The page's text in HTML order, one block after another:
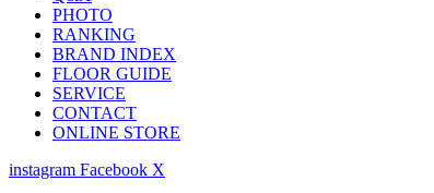
PHOTO
RANKING
BRAND INDEX
FLOOR GUIDE
SERVICE
CONTACT
ONLINE STORE
instagram Facebook X